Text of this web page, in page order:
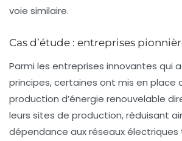
voie similaire.
Cas d’étude : entreprises
Parmi les entreprises innovantes qui
principes, certaines ont mis en place
production d’énergie renouvelable
leurs sites de production, réduisant
dépendance aux réseaux électriques